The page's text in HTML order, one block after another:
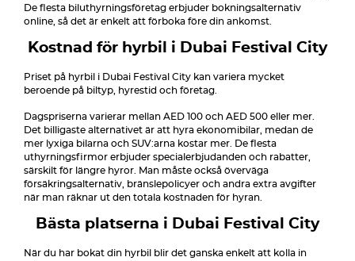
De flesta biluthyrningsföretag erbjuder bokningsalternativ
online, så det är enkelt att förboka före din ankomst.
Kostnad för hyrbil i Dubai Festival City
Priset på hyrbil i Dubai Festival City kan variera mycket
beroende på biltyp, hyrestid och företag.
Dagspriserna varierar mellan AED 100 och AED 500 eller mer.
Det billigaste alternativet är att hyra ekonomibilar, medan de
mer lyxiga bilarna och SUV:arna kostar mer. De flesta
uthyrningsfirmor erbjuder specialerbjudanden och rabatter,
särskilt för längre hyror. Man måste också överväga
försäkringsalternativ, bränslepolicyer och andra extra avgifter
när man räknar ut den totala kostnaden för hyran.
Bästa platserna i Dubai Festival City
När du har bokat din hyrbil blir det ganska enkelt att kolla in